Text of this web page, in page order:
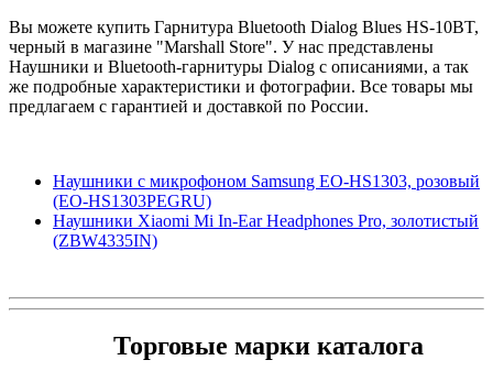
Вы можете купить Гарнитура Bluetooth Dialog Blues HS-10BT,
черный в магазине "Marshall Store". У нас представлены
Наушники и Bluetooth-гарнитуры Dialog с описаниями, а так
же подробные характеристики и фотографии. Все товары мы
предлагаем с гарантией и доставкой по России.
Наушники с микрофоном Samsung EO-HS1303, розовый
(EO-HS1303PEGRU)
Наушники Xiaomi Mi In-Ear Headphones Pro, золотистый
(ZBW4335IN)
Торговые марки каталога